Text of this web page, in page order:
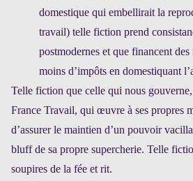
domestique qui embellirait la
travail) telle fiction prend
postmodernes et que financent
moins d’impôts en domestiquant
Telle fiction que celle qui nous
France Travail, qui œuvre à ses propres
d’assurer le maintien d’un pouvoir
bluff de sa propre supercherie. Telle
soupires de la fée et rit.